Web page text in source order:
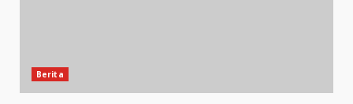
Berita